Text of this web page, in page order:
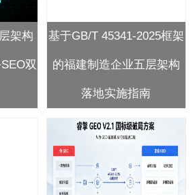
架构
双
基于GB/T 45341-2025框架
的福建制造企业五层架构
落地实施指南